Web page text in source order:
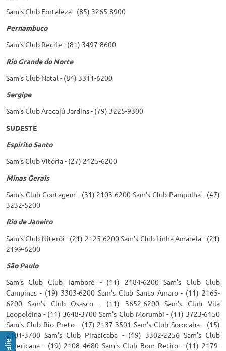
Sam's Club Fortaleza - (85) 3265-8900
Pernambuco
Sam's Club Recife - (81) 3497-8600
Rio Grande do Norte
Sam's Club Natal - (84) 3311-6200
Sergipe
Sam's Club Aracajú Jardins - (79) 3225-9300
SUDESTE
Espírito Santo
Sam's Club Vitória - (27) 2125-6200
Minas Gerais
Sam's Club Contagem - (31) 2103-6200 Sam's Club Pampulha - (47)
3232-5200
Rio de Janeiro
Sam's Club Niterói - (21) 2125-6200 Sam's Club Linha Amarela - (21)
2199-6200
São Paulo
Sam's Club Club Tamboré - (11) 2184-6200 Sam's Club Club
Campinas - (19) 3303-6200 Sam's Club Santo Amaro - (11) 2165-
6200 Sam's Club Osasco - (11) 3652-6200 Sam's Club Vila
Leopoldina - (11) 3648-3700 Sam's Club Morumbi - (11) 3723-6150
Sam's Club Rio Preto - (17) 2137-3501 Sam's Club Sorocaba - (15)
2101-3700 Sam's Club Piracicaba - (19) 3302-2256 Sam's Club
Americana - (19) 2108 4680 Sam's Club Bom Retiro - (11) 2179-